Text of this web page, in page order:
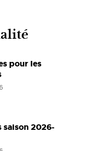
pour les
2026-